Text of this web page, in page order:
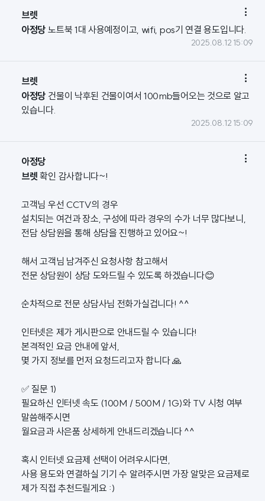
브렛 
아정당 노트북 1대 사용예정이고, wifi, pos기 연결 용도입니다.
2025.08.12 15:09
브렛 
아정당 건물이 낙후된 건물이여서 100mb들어오는 것으로 알고
있습니다.
2025.08.12 15:09
아정당 
브렛 확인 감사합니다~!
고객님 우선 CCTV의 경우
설치되는 여건과 장소, 구성에 따라 경우의 수가 너무 많다보니,
전담 상담원을 통해 상담을 진행하고 있어요~!
해서 고객님 남겨주신 요청사항 참고해서
전문 상담원이 상담 도와드릴 수 있도록 하겠습니다😊
순차적으로 전문 상담사님 전화가실겁니다! ^^
인터넷은 제가 게시판으로 안내드릴 수 있습니다!
본격적인 요금 안내에 앞서,
몇 가지 정보를 먼저 요청드리고자 합니다 🙏
✅ 질문 1)
필요하신 인터넷 속도 (100M / 500M / 1G)와 TV 시청 여부
말씀해주시면
월요금과 사은품 상세하게 안내드리겠습니다 ^^
혹시 인터넷 요금제 선택이 어려우시다면,
사용 용도와 연결하실 기기 수 알려주시면 가장 알맞은 요금제로
제가 직접 추천드릴게요 :)